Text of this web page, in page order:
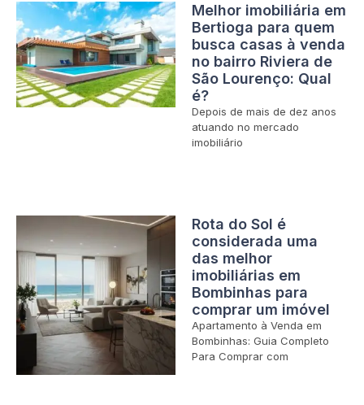
Melhor imobiliária em
Bertioga para quem
busca casas à venda
no bairro Riviera de
São Lourenço: Qual
é?
Depois de mais de dez anos
atuando no mercado
imobiliário
Rota do Sol é
considerada uma
das melhor
imobiliárias em
Bombinhas para
comprar um imóvel
Apartamento à Venda em
Bombinhas: Guia Completo
Para Comprar com